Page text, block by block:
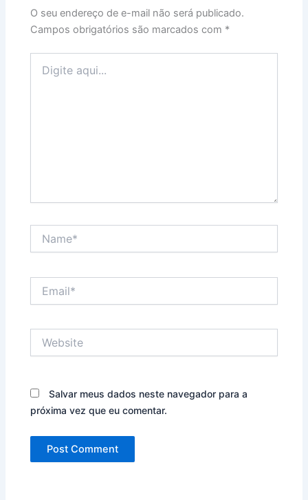
O seu endereço de e-mail não será publicado.
Campos obrigatórios são marcados com *
aqui...
Salvar meus dados neste navegador para a
próxima vez que eu comentar.